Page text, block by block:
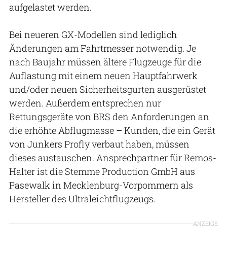
aufgelastet werden.
Bei neueren GX-Modellen sind lediglich
Änderungen am Fahrtmesser notwendig. Je
nach Baujahr müssen ältere Flugzeuge für die
Auflastung mit einem neuen Hauptfahrwerk
und/oder neuen Sicherheitsgurten ausgerüstet
werden. Außerdem entsprechen nur
Rettungsgeräte von BRS den Anforderungen an
die erhöhte Abflugmasse – Kunden, die ein Gerät
von Junkers Profly verbaut haben, müssen
dieses austauschen. Ansprechpartner für Remos-
Halter ist die Stemme Production GmbH aus
Pasewalk in Mecklenburg-Vorpommern als
Hersteller des Ultraleichtflugzeugs.
ANZEIGE